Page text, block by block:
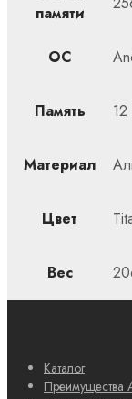
памяти
ОС
Память
Материал
Цвет
Вес
Каталог
Преимущества